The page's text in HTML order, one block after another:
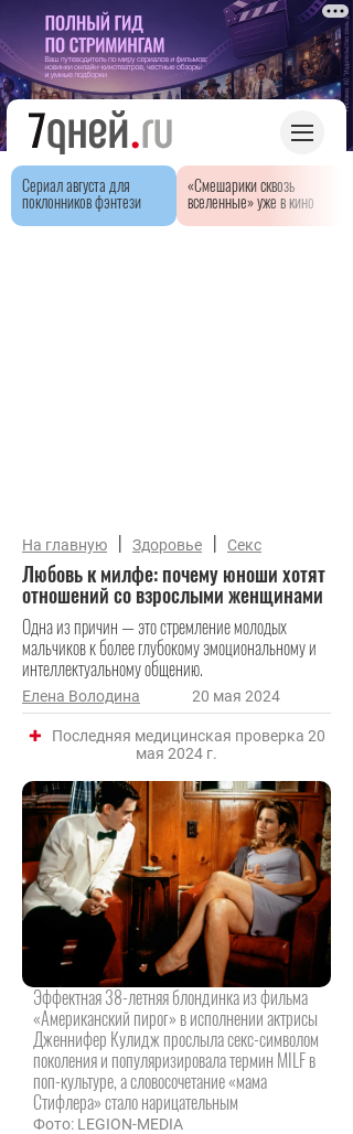
Сериал августа для
поклонников фэнтези
«Смешарики сквозь
вселенные» уже в кино
На главную | Здоровье | Секс
Любовь к милфе: почему юноши хотят
отношений со взрослыми женщинами
Одна из причин — это стремление молодых
мальчиков к более глубокому эмоциональному и
интеллектуальному общению.
Елена Володина 20 мая 2024
Последняя медицинская проверка 20
мая 2024 г.
Эффектная 38-летняя блондинка из фильма
«Американский пирог» в исполнении актрисы
Дженнифер Кулидж прослыла секс-символом
поколения и популяризировала термин MILF в
поп-культуре, а словосочетание «мама
Стифлера» стало нарицательным
Фото: LEGION-MEDIA